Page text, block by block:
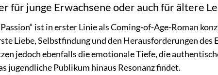
für junge Erwachsene oder auch für ältere
ist in erster Linie als Coming-of-Age-Roman
Liebe, Selbstfindung und den Herausforderungen
jedoch ebenfalls die emotionale Tiefe, die
jugendliche Publikum hinaus Resonanz findet.